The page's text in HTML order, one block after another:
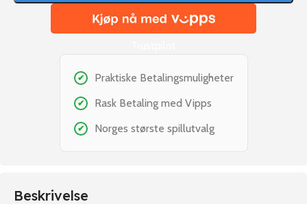
✔ Praktiske Betalingsmuligheter
✔ Rask Betaling med Vipps
✔ Norges største spillutvalg
Beskrivelse